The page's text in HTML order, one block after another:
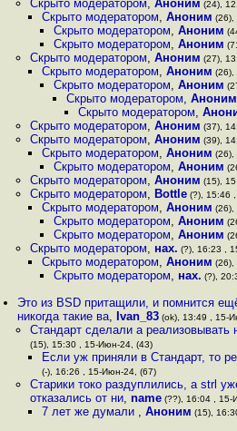
Скрыто модератором, Аноним (24),
Скрыто модератором, Аноним (26),
Скрыто модератором,Аноним
Скрыто модератором,Аноним
Скрыто модератором, Аноним (27),
Скрыто модератором, Аноним (26),
Скрыто модератором,Аноним
Скрыто модератором, Аноним
Скрыто модератором,
Скрыто модератором, Аноним (37),
Скрыто модератором, Аноним (39),
Скрыто модератором, Аноним (26),
Скрыто модератором,Аноним
Скрыто модератором, Аноним (15),
Скрыто модератором, Bottle(?), 15:46
Скрыто модератором, Аноним (26),
Скрыто модератором,Аноним
Скрыто модератором,Аноним
Скрыто модератором, нах. (?), 16:23 ,
Скрыто модератором, Аноним (26),
Скрыто модератором, нах. (?),
Это из BSD притащили, и помнится
никогда такие ва, Ivan_83 (ok), 13:49 , 15-
Стандарт сделали а реализовывать
(15), 15:30 , 15-Июн-24, (43)
Если уж приняли в Стандарт, то
(-), 16:26 , 15-Июн-24, (67)
Старики токо раздуплились, а strl
отказались от ни, name(??), 16:04 , 15-
7 лет же думали , Аноним (15),